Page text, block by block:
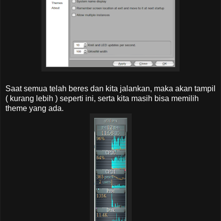
Saat semua telah beres dan kita jalankan, maka akan tampil
( kurang lebih ) seperti ini, serta kita masih bisa memilih
theme yang ada.